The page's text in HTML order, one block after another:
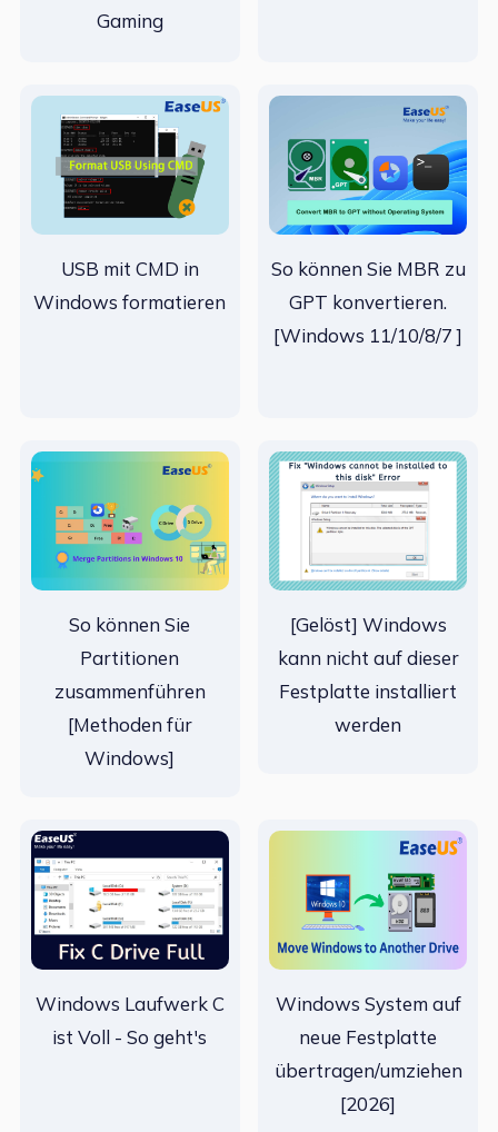
Gaming
USB mit CMD in
Windows formatieren
So können Sie MBR zu
GPT konvertieren.
[Windows 11/10/8/7 ]
So können Sie
Partitionen
zusammenführen
[Methoden für
Windows]
[Gelöst] Windows
kann nicht auf dieser
Festplatte installiert
werden
Windows Laufwerk C
ist Voll - So geht's
Windows System auf
neue Festplatte
übertragen/umziehen
[2026]